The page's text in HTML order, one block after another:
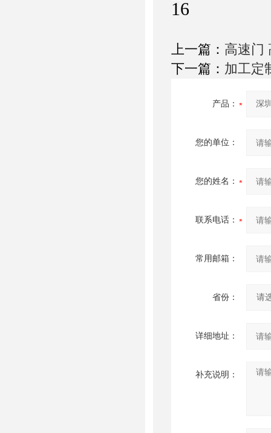
上一篇： 高速门
下一篇： 加工定
产品：
您的单位：
您的姓名：
联系电话：
常用邮箱：
省份：
详细地址：
补充说明：